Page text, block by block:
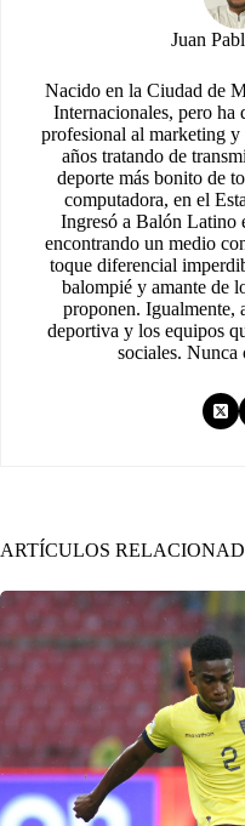
Juan
Nacido en la Ciudad de
Internacionales, pero ha
profesional al marketing
años tratando de
deporte más bonito de
computadora, en el
Ingresó a Balón Latino
encontrando un medio
toque diferencial
balompié y amante de
proponen. Igualmente,
deportiva y los equipos
sociales. Nunca
ARTÍCULOS